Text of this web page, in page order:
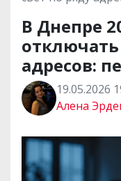
В Днепре
адресов:
19.05.2026
Алена